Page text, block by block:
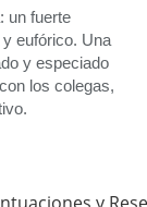
un fuerte
eufórico. Una
y especiado
los colegas,